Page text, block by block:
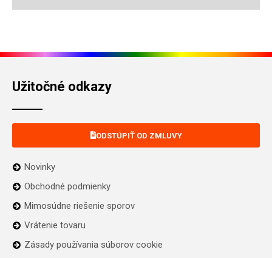
Užitočné odkazy
ODSTÚPIŤ OD ZMLUVY
Novinky
Obchodné podmienky
Mimosúdne riešenie sporov
Vrátenie tovaru
Zásady používania súborov cookie